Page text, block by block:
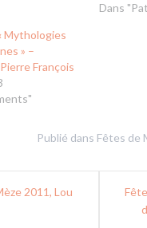
Dans
Mythologies
» –
François
Publié dans Fêtes de
2011, Lou